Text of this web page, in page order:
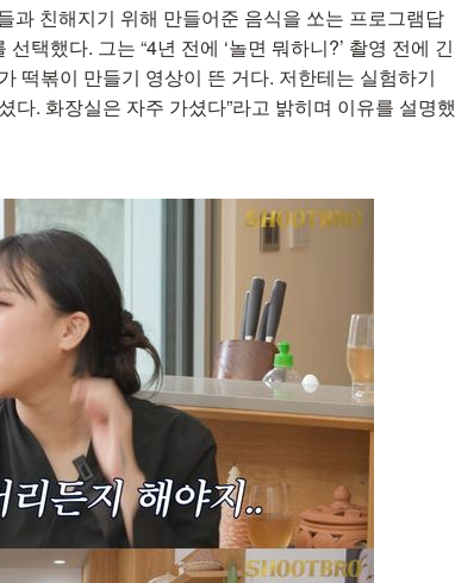
과 친해지기 위해 만들어준 음식을 쏘는 프로그램답
택했다. 그는 “4년 전에 ‘놀면 뭐하니?’ 촬영 전에 긴
떡볶이 만들기 영상이 뜬 거다. 저한테는 실험하기
다. 화장실은 자주 가셨다”라고 밝히며 이유를 설명했